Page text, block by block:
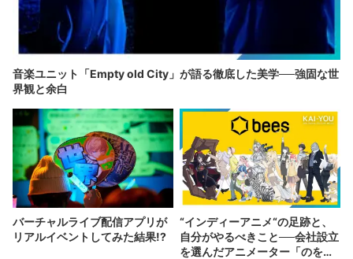
音楽ユニット「Empty old City」が語る徹底した美学──強固な世
界観と余白
バーチャルライブ配信アプリが
リアルイベントしてみた結果!?
“インディーアニメ“の足跡と、
自分がやるべきこと──会社設立
を選んだアニメーター「のを